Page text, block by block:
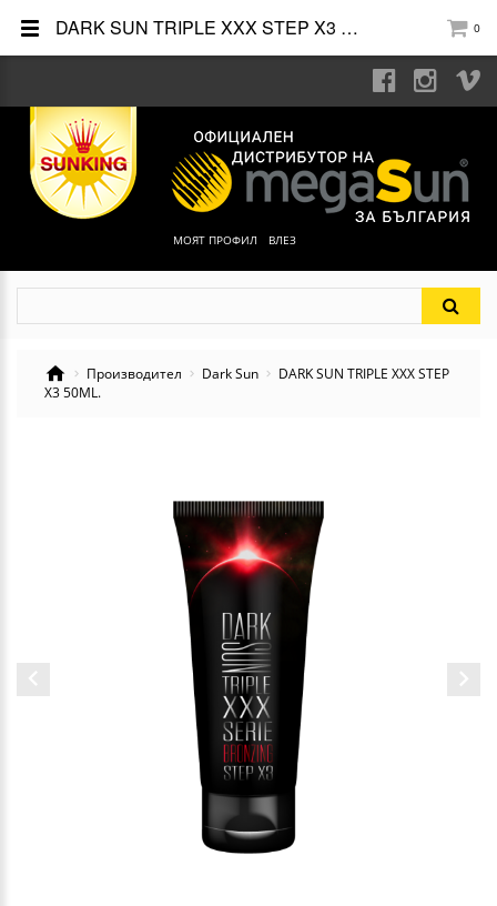
0
МОЯТ ПРОФИЛ ВЛЕЗ
Производител Dark Sun
DARK SUN TRIPLE XXX STEP
X3 50ML.
DARK SUN TRIPLE XXX STEP X3 50ML.